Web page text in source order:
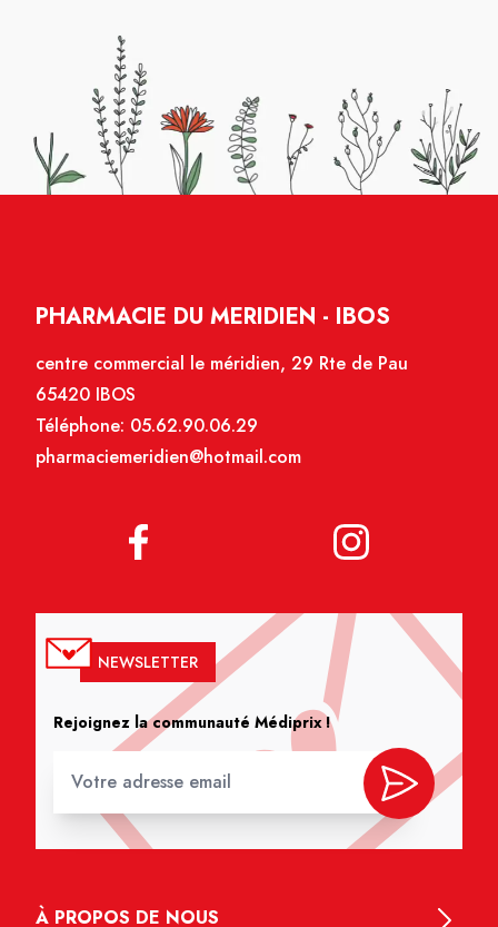
PHARMACIE DU MERIDIEN - IBOS
centre commercial le méridien, 29 Rte de Pau
65420 IBOS
Téléphone: 05.62.90.06.29
pharmaciemeridien@hotmail.com
NEWSLETTER
Rejoignez la communauté Médiprix !
À PROPOS DE NOUS